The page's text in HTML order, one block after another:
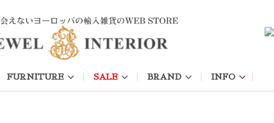
FURNITURE SALE BRAND INFO